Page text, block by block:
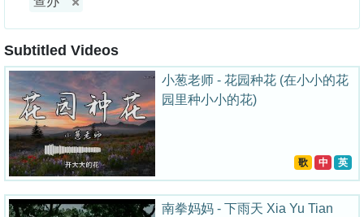
Subtitled Videos
小葱老师 - 花园种花 (在小小的花
园里种小小的花)
歌 中 英
南拳妈妈 - 下雨天 Xia Yu Tian